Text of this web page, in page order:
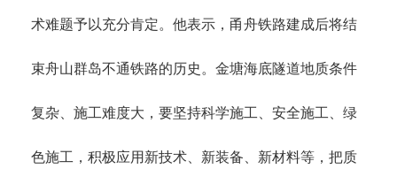
术难题予以充分肯定。他表示，甬舟铁路建成后将结
束舟山群岛不通铁路的历史。金塘海底隧道地质条件
复杂、施工难度大，要坚持科学施工、安全施工、绿
色施工，积极应用新技术、新装备、新材料等，把质